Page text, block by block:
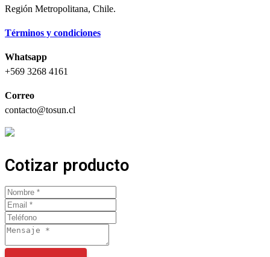
Región Metropolitana, Chile.
Términos y condiciones
Whatsapp
+569 3268 4161
Correo
contacto@tosun.cl
Cotizar producto